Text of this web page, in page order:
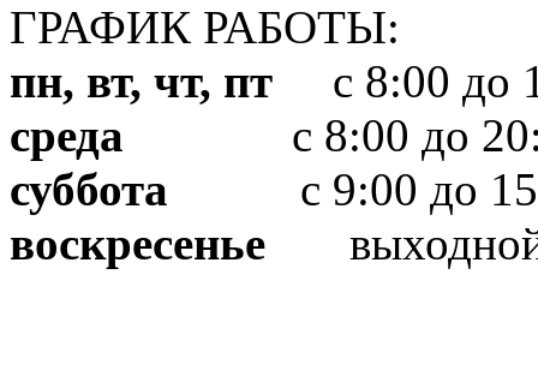
ГРАФИК РАБОТЫ:
пн, вт, чт, пт с 8:00 до
среда с 8:00 до
суббота с 9:00 до
воскресенье